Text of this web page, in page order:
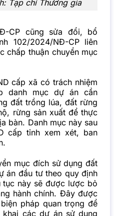
Tạp chí Thương gia
CP cũng sửa đổi, bổ
102/2024/NĐ-CP liên
chấp thuận chuyển mục
cấp xã có trách nhiệm
danh mục dự án cần
đất trồng lúa, đất rừng
rừng sản xuất để thực
bàn. Danh mục này sau
cấp tỉnh xem xét, ban
mục đích sử dụng đất
án đầu tư theo quy định
tục này sẽ được lược bỏ
hành chính. Đây được
pháp quan trọng để
các dự án sử dụng